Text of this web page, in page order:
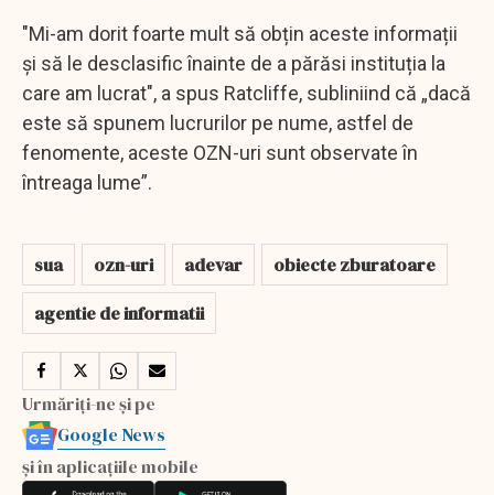
"Mi-am dorit foarte mult să obțin aceste informații
și să le desclasific înainte de a părăsi instituția la
care am lucrat", a spus Ratcliffe, subliniind că „dacă
este să spunem lucrurilor pe nume, astfel de
fenomente, aceste OZN-uri sunt observate în
întreaga lume”.
sua ozn-uri adevar
obiecte zburatoare
agentie de informatii
Urmăriți-ne și pe
Google News
și în aplicațiile mobile